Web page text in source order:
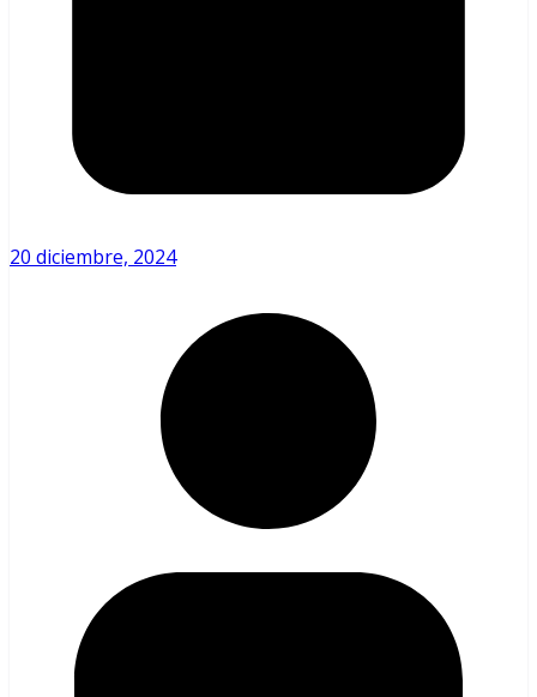
20 diciembre, 2024